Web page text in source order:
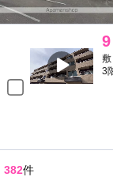
9
3
382件